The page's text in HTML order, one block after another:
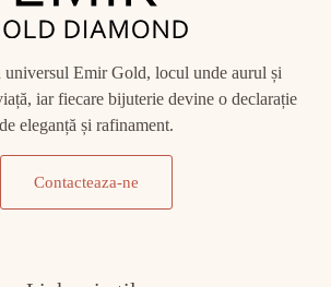
Emir Gold, locul unde aurul și
iar fiecare bijuterie devine o declarație
de eleganță și rafinament.
Contacteaza-ne